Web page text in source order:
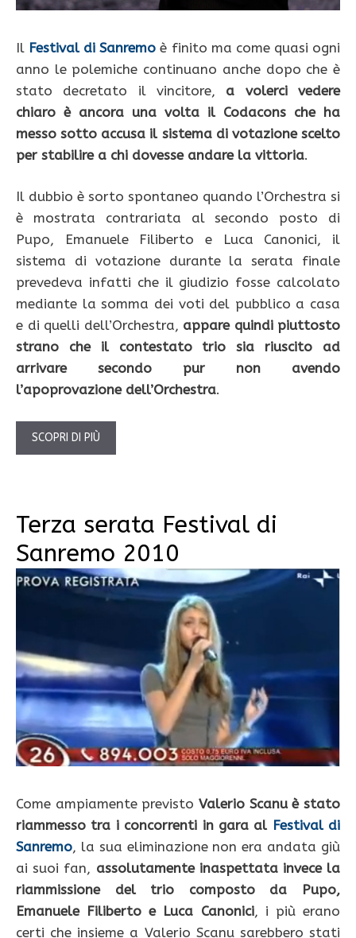
Il Festival di Sanremo è finito ma come quasi ogni
anno le polemiche continuano anche dopo che è
stato decretato il vincitore, a volerci vedere
chiaro è ancora una volta il Codacons che ha
messo sotto accusa il sistema di votazione scelto
per stabilire a chi dovesse andare la vittoria.
Il dubbio è sorto spontaneo quando l’Orchestra si
è mostrata contrariata al secondo posto di
Pupo, Emanuele Filiberto e Luca Canonici, il
sistema di votazione durante la serata finale
prevedeva infatti che il giudizio fosse calcolato
mediante la somma dei voti del pubblico a casa
e di quelli dell’Orchestra, appare quindi piuttosto
strano che il contestato trio sia riuscito ad
arrivare secondo pur non avendo
l’apoprovazione dell’Orchestra.
SCOPRI DI PIÙ
Terza serata Festival di
Sanremo 2010
Come ampiamente previsto Valerio Scanu è stato
riammesso tra i concorrenti in gara al Festival di
Sanremo, la sua eliminazione non era andata giù
ai suoi fan, assolutamente inaspettata invece la
riammissione del trio composto da Pupo,
Emanuele Filiberto e Luca Canonici, i più erano
certi che insieme a Valerio Scanu sarebbero stati